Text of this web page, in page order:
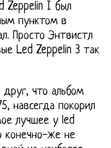
Zeppelin I был
пунктом в
Просто Энтвистл
Led Zeppelin 3 так
что альбом
навсегда покорил
лучшее у led
конечно-же не